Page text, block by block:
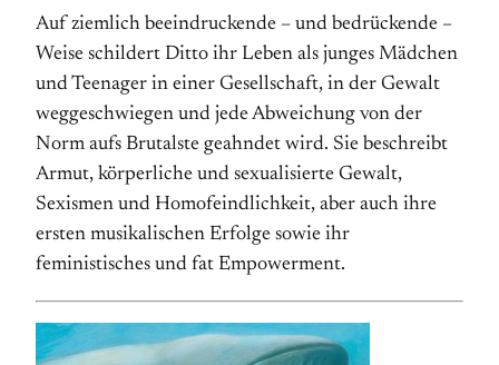
Auf ziemlich beein­druckende – und bedrückende –
Weise schildert Ditto ihr Leben als junges Mädchen
und Teenager in einer Gesell­schaft, in der Gewalt
weg­­geschwiegen und jede Abweichung von der
Norm aufs Brutalste geahndet wird. Sie be­schreibt
Armut, körperliche und sexualisierte Gewalt,
Sexismen und Homo­­feind­lichkeit, aber auch ihre
ersten musikalischen Erfolge sowie ihr
feministisches und fat Empowerment.